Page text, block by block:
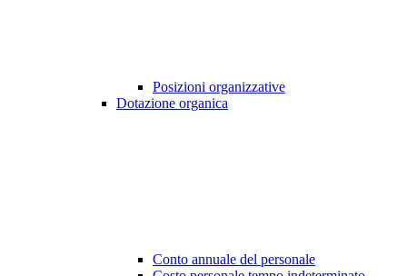
Posizioni organizzative
Dotazione organica
Conto annuale del personale